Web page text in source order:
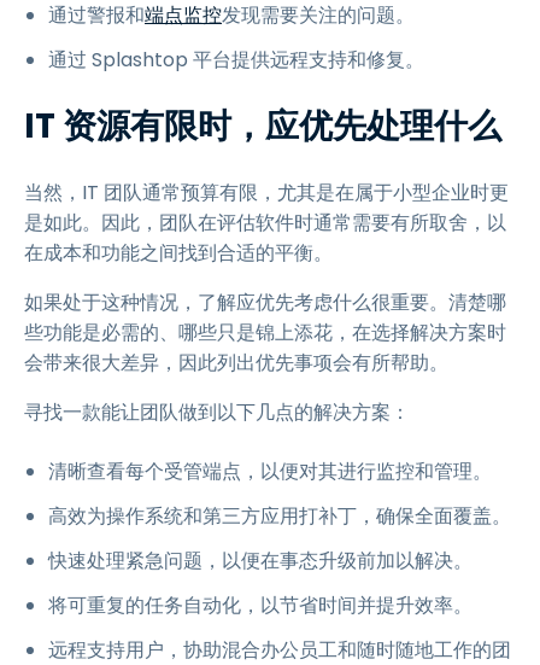
通过警报和端点监控发现需要关注的问题。
通过 Splashtop 平台提供远程支持和修复。
IT 资源有限时，应优先处理什么
当然，IT 团队通常预算有限，尤其是在属于小型企业时更
是如此。因此，团队在评估软件时通常需要有所取舍，以
在成本和功能之间找到合适的平衡。
如果处于这种情况，了解应优先考虑什么很重要。清楚哪
些功能是必需的、哪些只是锦上添花，在选择解决方案时
会带来很大差异，因此列出优先事项会有所帮助。
寻找一款能让团队做到以下几点的解决方案：
清晰查看每个受管端点，以便对其进行监控和管理。
高效为操作系统和第三方应用打补丁，确保全面覆盖。
快速处理紧急问题，以便在事态升级前加以解决。
将可重复的任务自动化，以节省时间并提升效率。
远程支持用户，协助混合办公员工和随时随地工作的团